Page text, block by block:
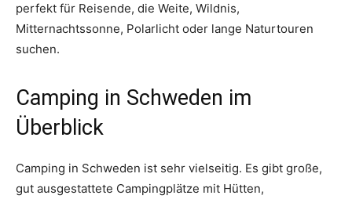
perfekt für Reisende, die Weite, Wildnis,
Mitternachtssonne, Polarlicht oder lange Naturtouren
suchen.
Camping in Schweden im
Überblick
Camping in Schweden ist sehr vielseitig. Es gibt große,
gut ausgestattete Campingplätze mit Hütten,